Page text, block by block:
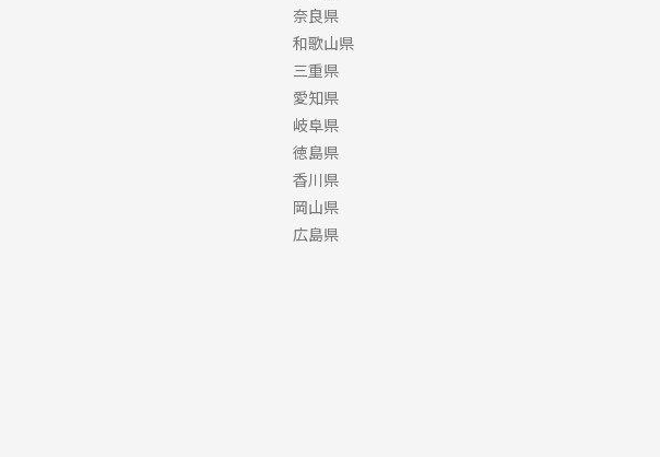
奈良県
和歌山県
三重県
愛知県
岐阜県
徳島県
香川県
岡山県
広島県